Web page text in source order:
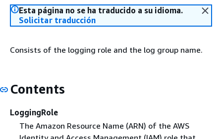
Esta página no se ha traducido a su idioma.
Solicitar traducción
Consists of the logging role and the log group name.
Contents
LoggingRole
The Amazon Resource Name (ARN) of the AWS